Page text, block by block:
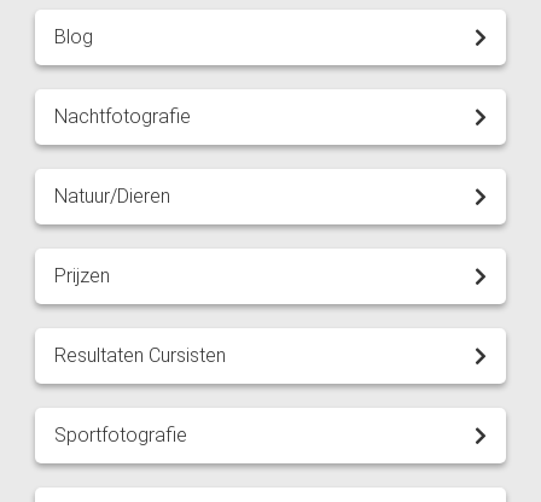
Blog
Nachtfotografie
Natuur/Dieren
Prijzen
Resultaten Cursisten
Sportfotografie